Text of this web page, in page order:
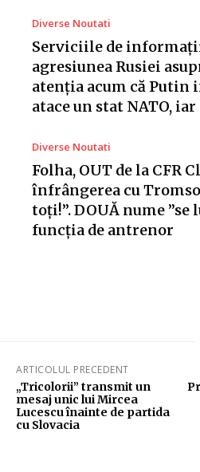
Diverse Noutati
Serviciile de
agresiunea Rusiei
atenția acum că Putin
atace un stat NATO, iar
Diverse Noutati
Folha, OUT de la CFR
înfrângerea cu
toți!”. DOUĂ nume
funcția de antrenor
ARTICOLUL PRECEDENT
„Tricolorii” transmit un
mesaj unic lui Mircea
Lucescu înainte de partida
cu Slovacia